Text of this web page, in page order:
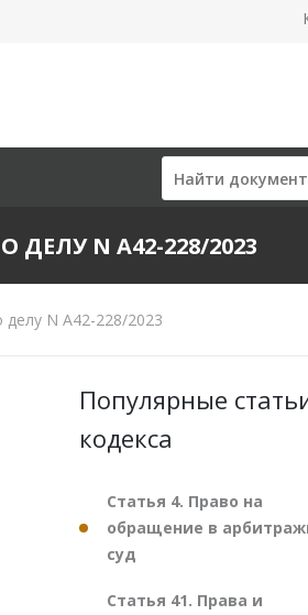
ДЕЛУ N А42-228/2023
N А42-228/2023
Популярные
кодекса
Статья 4. Право на
обращение в
суд
Статья 41. Права и